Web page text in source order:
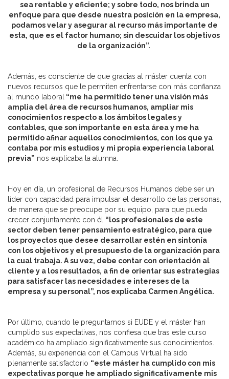
sea rentable y eficiente; y sobre todo, nos brinda un
enfoque para que desde nuestra posición en la empresa,
podamos velar y asegurar al recurso más importante de
esta, que es el factor humano; sin descuidar los objetivos
de la organización”.
Además, es consciente de que gracias al máster cuenta con
nuevos recursos que le permiten enfrentarse con más confianza
al mundo laboral “me ha permitido tener una visión más
amplia del área de recursos humanos, ampliar mis
conocimientos respecto a los ámbitos legales y
contables, que son importante en esta área y me ha
permitido afinar aquellos conocimientos, con los que ya
contaba por mis estudios y mi propia experiencia laboral
previa” nos explicaba la alumna.
Hoy en día, un profesional de Recursos Humanos debe ser un
líder con capacidad para impulsar el desarrollo de las personas,
de manera que se preocupe por su equipo, para que pueda
crecer conjuntamente con él “los profesionales de este
sector deben tener pensamiento estratégico, para que
los proyectos que desee desarrollar estén en sintonía
con los objetivos y el presupuesto de la organización para
la cual trabaja. A su vez, debe contar con orientación al
cliente y a los resultados, a fin de orientar sus estrategias
para satisfacer las necesidades e intereses de la
empresa y su personal”, nos explicaba Carmen Angélica.
Por último, cuando le preguntamos si EUDE y el máster han
cumplido sus expectativas, nos confiesa que tras este curso
académico ha ampliado significativamente sus conocimientos.
Además, su experiencia con el Campus Virtual ha sido
plenamente satisfactorio “este máster ha cumplido con mis
expectativas porque he ampliado significativamente mis